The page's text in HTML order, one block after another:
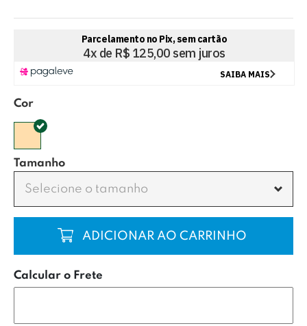
Cor
Tamanho
Selecione o tamanho
COMPRAR
Calcular o Frete